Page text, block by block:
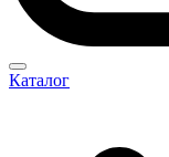
Каталог